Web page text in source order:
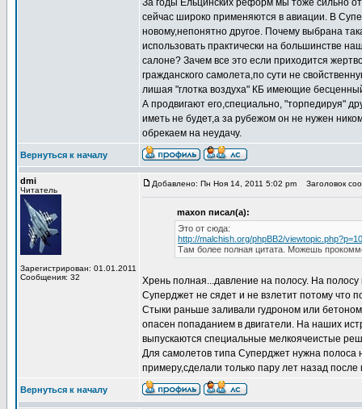
За годы Ельцинских реформ мы тоже сильно
сейчас широко применяются в авиации. В
новому,непонятно другое. Почему выбрана
использовать практически на большинстве
салоне? Зачем все это если приходится
гражданского самолета,по сути не
лишая "глотка воздуха" КБ имеющие
А продвигают его,специально, "торпедируя"
иметь не будет,а за рубежом он не нужен
обрекаем на неудачу.
Вернуться к началу
dmi
Читатель
Зарегистрирован: 01.01.2011
Сообщения: 32
Добавлено: Пн Ноя 14, 2011 5:02 pm Заголовок
maxon писал(а):
Это от сюда:
http://malchish.org/phpBB2/
Там более полная цитата. Можешь
Хрень полная...давление на полосу. На
Суперджет не сядет и не взлетит потому что
Стыки раньше заливали гудроном или
опасен попаданием в двигатели. На наших
выпускаются специальные мелкоячеистые
Для самолетов типа Суперджет нужна полоса
примеру,сделали только пару лет назад
Вернуться к началу